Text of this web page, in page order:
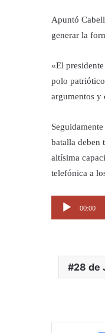
Apuntó
generar la
«El
polo
argumentos y
batalla deben
altísima
telefónica a
Reproductor
de
00:00
28 de